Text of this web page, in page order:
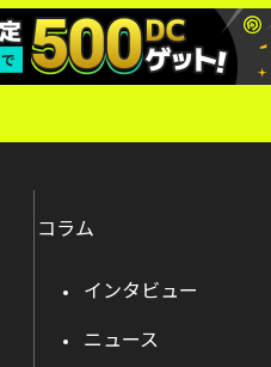
コラム
インタビュー
ニュース